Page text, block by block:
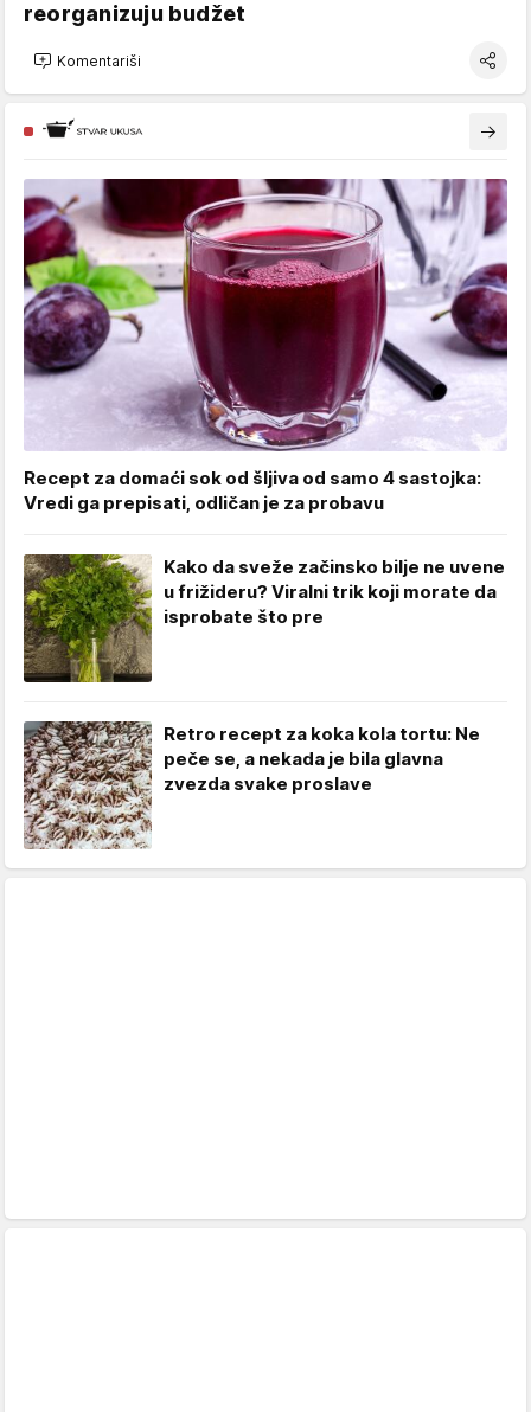
reorganizuju budžet
Komentariši
Recept za domaći sok od šljiva od samo 4 sastojka:
Vredi ga prepisati, odličan je za probavu
Kako da sveže začinsko bilje ne uvene
u frižideru? Viralni trik koji morate da
isprobate što pre
Retro recept za koka kola tortu: Ne
peče se, a nekada je bila glavna
zvezda svake proslave